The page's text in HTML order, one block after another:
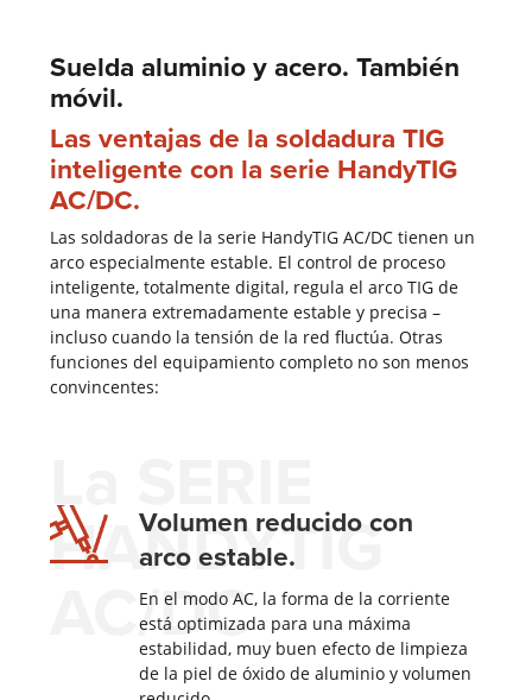
Suelda aluminio y acero. También
móvil.
Las ventajas de la soldadura TIG
inteligente con la serie HandyTIG
AC/DC.
Las soldadoras de la serie HandyTIG AC/DC tienen un
arco especialmente estable. El control de proceso
inteligente, totalmente digital, regula el arco TIG de
una manera extremadamente estable y precisa –
incluso cuando la tensión de la red fluctúa. Otras
funciones del equipamiento completo no son menos
convincentes:
La SERIE
HANDYTIG
AC/DC
Volumen reducido con
arco estable.
En el modo AC, la forma de la corriente
está optimizada para una máxima
estabilidad, muy buen efecto de limpieza
de la piel de óxido de aluminio y volumen